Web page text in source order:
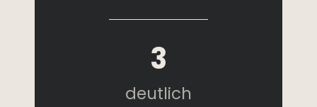
3
deutlich